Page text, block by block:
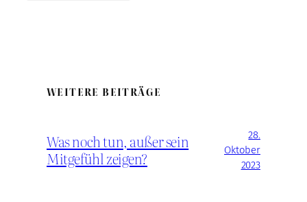
WEITERE BEITRÄGE
Was noch tun, außer sein
Mitgefühl zeigen?
28.
Oktober
2023